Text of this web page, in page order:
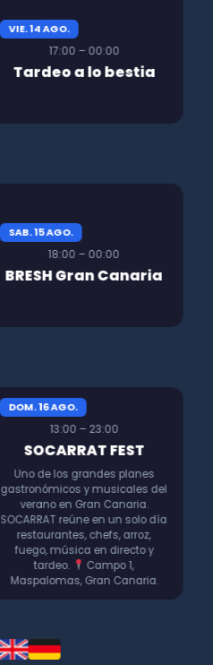
VIE. 14 AGO.
17:00 – 00:00
Tardeo a lo bestia
SAB. 15 AGO.
18:00 – 00:00
BRESH Gran Canaria
DOM. 16 AGO.
13:00 – 23:00
SOCARRAT FEST
Uno de los grandes planes
gastronómicos y musicales del
verano en Gran Canaria.
SOCARRAT reúne en un solo día
restaurantes, chefs, arroz,
fuego, música en directo y
tardeo.
Campo 1,
Maspalomas, Gran Canaria.